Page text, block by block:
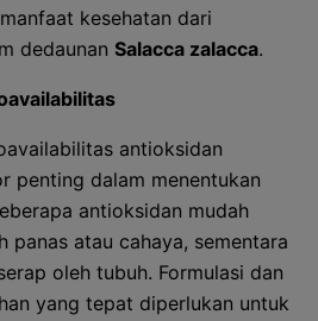
kesehatan dari
dedaunan Salacca zalacca.
antioksidan
penting dalam menentukan
antioksidan mudah
panas atau cahaya, sementara
oleh tubuh. Formulasi dan
yang tepat diperlukan untuk